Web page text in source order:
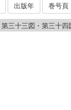
出版年 巻号頁
第三十三図・第三十